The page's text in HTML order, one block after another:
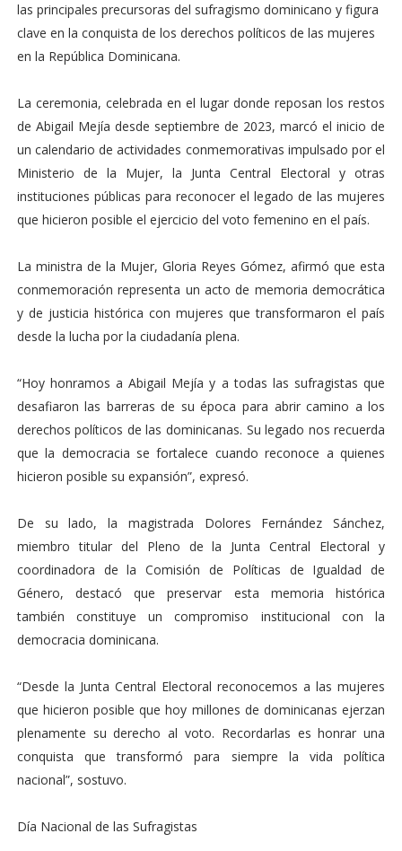
las principales precursoras del sufragismo dominicano y figura
clave en la conquista de los derechos políticos de las mujeres
en la República Dominicana.
La ceremonia, celebrada en el lugar donde reposan los restos
de Abigail Mejía desde septiembre de 2023, marcó el inicio de
un calendario de actividades conmemorativas impulsado por el
Ministerio de la Mujer, la Junta Central Electoral y otras
instituciones públicas para reconocer el legado de las mujeres
que hicieron posible el ejercicio del voto femenino en el país.
La ministra de la Mujer, Gloria Reyes Gómez, afirmó que esta
conmemoración representa un acto de memoria democrática
y de justicia histórica con mujeres que transformaron el país
desde la lucha por la ciudadanía plena.
“Hoy honramos a Abigail Mejía y a todas las sufragistas que
desafiaron las barreras de su época para abrir camino a los
derechos políticos de las dominicanas. Su legado nos recuerda
que la democracia se fortalece cuando reconoce a quienes
hicieron posible su expansión”, expresó.
De su lado, la magistrada Dolores Fernández Sánchez,
miembro titular del Pleno de la Junta Central Electoral y
coordinadora de la Comisión de Políticas de Igualdad de
Género, destacó que preservar esta memoria histórica
también constituye un compromiso institucional con la
democracia dominicana.
“Desde la Junta Central Electoral reconocemos a las mujeres
que hicieron posible que hoy millones de dominicanas ejerzan
plenamente su derecho al voto. Recordarlas es honrar una
conquista que transformó para siempre la vida política
nacional”, sostuvo.
Día Nacional de las Sufragistas